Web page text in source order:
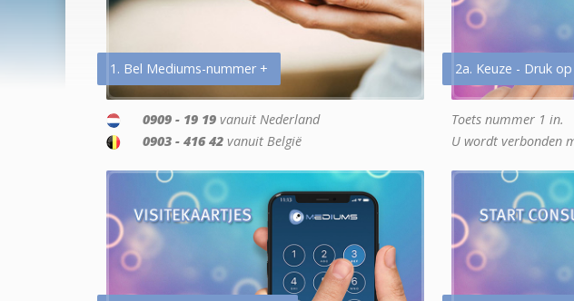
1. Bel Mediums-nummer +
0909 - 19 19 vanuit Nederland
0903 - 416 42 vanuit België
2a. Keuze - Druk
Toets nummer 1 in.
U wordt verbonden